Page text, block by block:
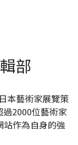
部
本藝術家展覽策
2000位藝術家
作為自身的強